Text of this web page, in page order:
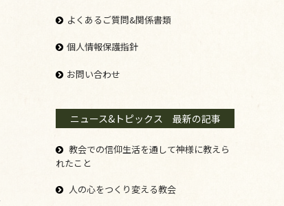
よくあるご質問&関係書類
個人情報保護指針
お問い合わせ
ニュース&トピックス 最新の記事
教会での信仰生活を通して神様に教えら
れたこと
人の心をつくり変える教会